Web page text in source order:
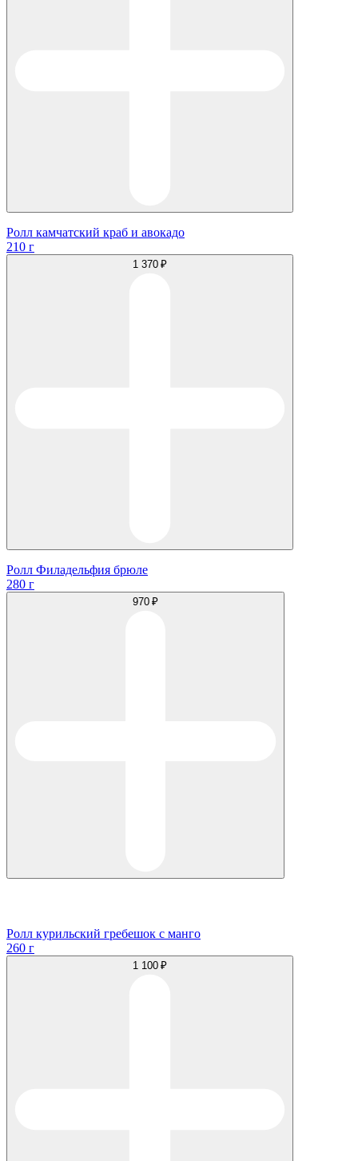
Ролл камчатский краб и авокадо
210 г
1 370 ₽
Ролл Филадельфия брюле
280 г
970 ₽
Ролл курильский гребешок с манго
260 г
1 100 ₽